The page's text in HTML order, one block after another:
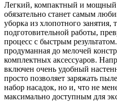
Легкий, компактный и мощный
обязательно станет самым
уборка из хлопотного
подготовительной работы,
процесс с быстрым
продуманная до мелочей
комплектных аксессуаров.
включен очень удобный
просто позволяет заряжать
набор насадок, но и, что не
максимально доступным для